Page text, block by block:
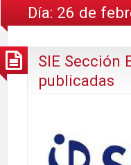
Día: 26 de
SIE Sección
publicadas